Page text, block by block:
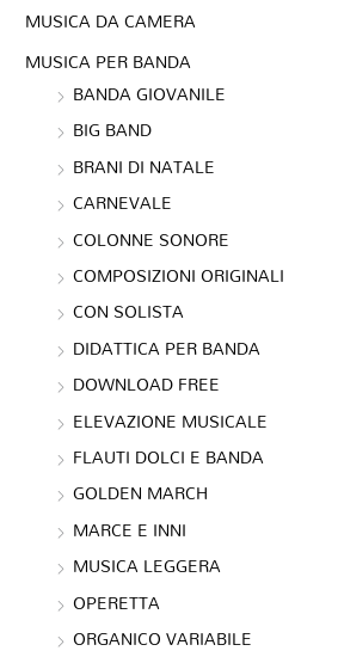
MUSICA DA CAMERA
MUSICA PER BANDA
BANDA GIOVANILE
BIG BAND
BRANI DI NATALE
CARNEVALE
COLONNE SONORE
COMPOSIZIONI ORIGINALI
CON SOLISTA
DIDATTICA PER BANDA
DOWNLOAD FREE
ELEVAZIONE MUSICALE
FLAUTI DOLCI E BANDA
GOLDEN MARCH
MARCE E INNI
MUSICA LEGGERA
OPERETTA
ORGANICO VARIABILE